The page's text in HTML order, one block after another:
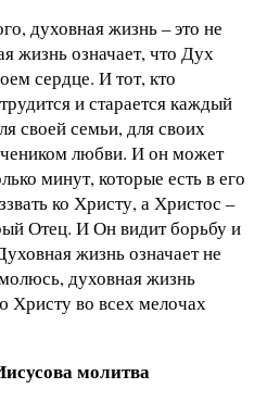
духовная жизнь – это не
жизнь означает, что Дух
сердце. И тот, кто
и старается каждый
своей семьи, для своих
любви. И он может
минут, которые есть в его
ко Христу, а Христос –
Отец. И Он видит борьбу и
жизнь означает не
духовная жизнь
Христу во всех мелочах
молитва